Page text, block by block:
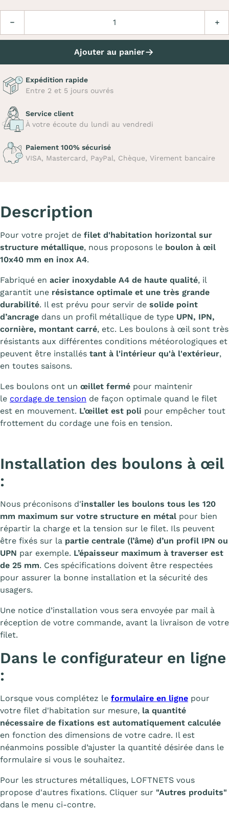
Ajouter au panier
Expédition rapide
Entre 2 et 5 jours ouvrés
Service client
À votre écoute du lundi au vendredi
Paiement 100% sécurisé
VISA, Mastercard, PayPal, Chèque, Virement bancaire
Description
Pour votre projet de filet d'habitation horizontal sur
structure métallique, nous proposons le boulon à œil
10x40 mm en inox A4.
Fabriqué en acier inoxydable A4 de haute qualité, il
garantit une résistance optimale et une très grande
durabilité. Il est prévu pour servir de solide point
d’ancrage dans un profil métallique de type UPN, IPN,
cornière, montant carré, etc. Les boulons à œil sont très
résistants aux différentes conditions météorologiques et
peuvent être installés tant à l'intérieur qu'à l'extérieur,
en toutes saisons.
Les boulons ont un œillet fermé pour maintenir
le cordage de tension de façon optimale quand le filet
est en mouvement. L’œillet est poli pour empêcher tout
frottement du cordage une fois en tension.
Installation des boulons à œil
:
Nous préconisons d'installer les boulons tous les 120
mm maximum sur votre structure en métal pour bien
répartir la charge et la tension sur le filet. Ils peuvent
être fixés sur la partie centrale (l’âme) d’un profil IPN ou
UPN par exemple. L’épaisseur maximum à traverser est
de 25 mm. Ces spécifications doivent être respectées
pour assurer la bonne installation et la sécurité des
usagers.
Une notice d’installation vous sera envoyée par mail à
réception de votre commande, avant la livraison de votre
filet.
Dans le configurateur en ligne
:
Lorsque vous complétez le formulaire en ligne pour
votre filet d'habitation sur mesure, la quantité
nécessaire de fixations est automatiquement calculée
en fonction des dimensions de votre cadre. Il est
néanmoins possible d’ajuster la quantité désirée dans le
formulaire si vous le souhaitez.
Pour les structures métalliques, LOFTNETS vous
propose d'autres fixations. Cliquer sur "Autres produits"
dans le menu ci-contre.